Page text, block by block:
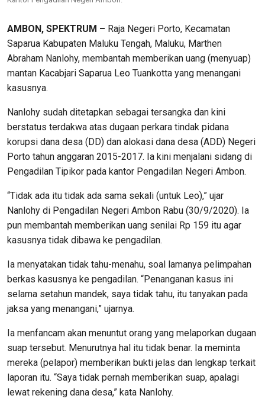
AMBON, SPEKTRUM – Raja Negeri Porto, Kecamatan
Saparua Kabupaten Maluku Tengah, Maluku, Marthen
Abraham Nanlohy, membantah memberikan uang (menyuap)
mantan Kacabjari Saparua Leo Tuankotta yang menangani
kasusnya.
Nanlohy sudah ditetapkan sebagai tersangka dan kini
berstatus terdakwa atas dugaan perkara tindak pidana
korupsi dana desa (DD) dan alokasi dana desa (ADD) Negeri
Porto tahun anggaran 2015-2017. Ia kini menjalani sidang di
Pengadilan Tipikor pada kantor Pengadilan Negeri Ambon.
“Tidak ada itu tidak ada sama sekali (untuk Leo),” ujar
Nanlohy di Pengadilan Negeri Ambon Rabu (30/9/2020). Ia
pun membantah memberikan uang senilai Rp 159 itu agar
kasusnya tidak dibawa ke pengadilan.
Ia menyatakan tidak tahu-menahu, soal lamanya pelimpahan
berkas kasusnya ke pengadilan. “Penanganan kasus ini
selama setahun mandek, saya tidak tahu, itu tanyakan pada
jaksa yang menangani,” ujarnya.
Ia menfancam akan menuntut orang yang melaporkan dugaan
suap tersebut. Menurutnya hal itu tidak benar. Ia meminta
mereka (pelapor) memberikan bukti jelas dan lengkap terkait
laporan itu. “Saya tidak pernah memberikan suap, apalagi
lewat rekening dana desa,” kata Nanlohy.